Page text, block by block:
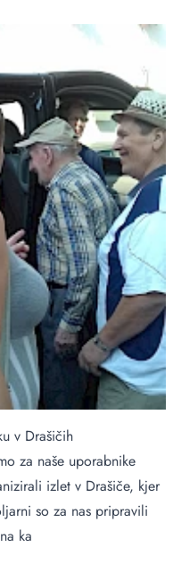
v Drašičih
za naše uporabnike
izlet v Drašiče, kjer
so za nas pripravili
ka